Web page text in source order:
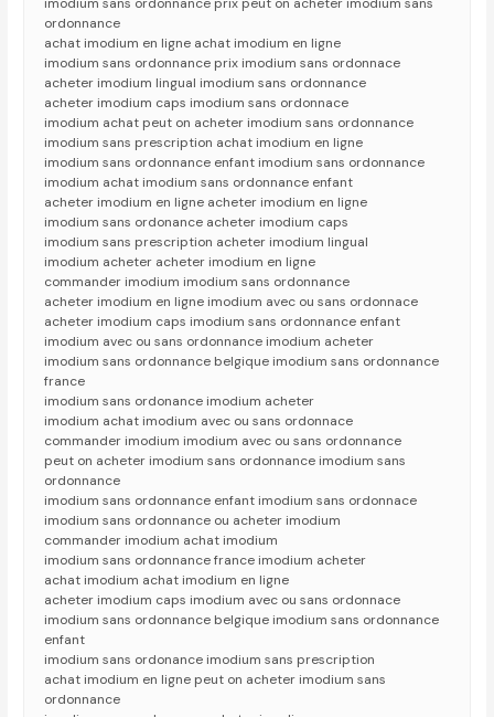
ordonnance
achat imodium en ligne achat imodium en ligne
imodium sans ordonnance prix imodium sans ordonnace
acheter imodium lingual imodium sans ordonnance
acheter imodium caps imodium sans ordonnace
imodium achat peut on acheter imodium sans ordonnance
imodium sans prescription achat imodium en ligne
imodium sans ordonnance enfant imodium sans ordonnance
imodium achat imodium sans ordonnance enfant
acheter imodium en ligne acheter imodium en ligne
imodium sans ordonance acheter imodium caps
imodium sans prescription acheter imodium lingual
imodium acheter acheter imodium en ligne
commander imodium imodium sans ordonnance
acheter imodium en ligne imodium avec ou sans ordonnace
acheter imodium caps imodium sans ordonnance enfant
imodium avec ou sans ordonnance imodium acheter
imodium sans ordonnance belgique imodium sans ordonnance
france
imodium sans ordonance imodium acheter
imodium achat imodium avec ou sans ordonnace
commander imodium imodium avec ou sans ordonnance
peut on acheter imodium sans ordonnance imodium sans
ordonnance
imodium sans ordonnance enfant imodium sans ordonnace
imodium sans ordonnance ou acheter imodium
commander imodium achat imodium
imodium sans ordonnance france imodium acheter
achat imodium achat imodium en ligne
acheter imodium caps imodium avec ou sans ordonnace
imodium sans ordonnance belgique imodium sans ordonnance
enfant
imodium sans ordonance imodium sans prescription
achat imodium en ligne peut on acheter imodium sans
ordonnance